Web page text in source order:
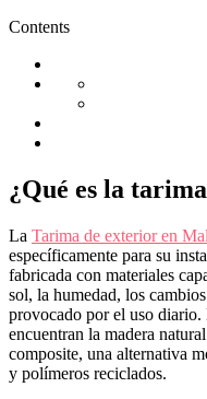
Contents
¿Qué es la
La Tarima de exterior en
específicamente para su
fabricada con materiales
sol, la humedad, los
provocado por el uso diario.
encuentran la madera
composite, una alternativa
y polímeros reciclados.